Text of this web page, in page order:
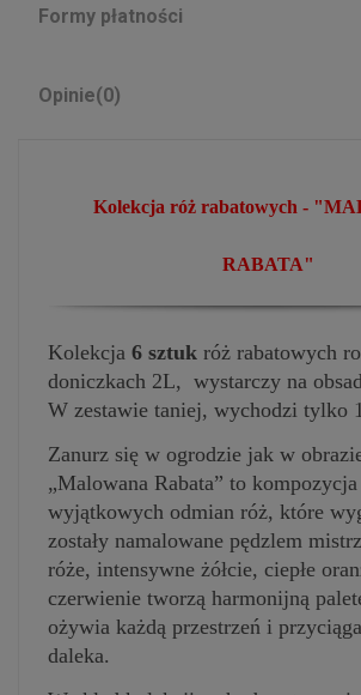
Formy płatności
Opinie(0)
Kolekcja róż rabatowych -
RABATA"
Kolekcja 6 sztuk róż rabatowych
doniczkach 2L, wystarczy na
W zestawie taniej, wychodzi tylko
Zanurz się w ogrodzie jak w
„Malowana Rabata” to
wyjątkowych odmian róż, które
zostały namalowane pędzlem
róże, intensywne żółcie, ciepłe
czerwienie tworzą harmonijną
ożywia każdą przestrzeń i
daleka.